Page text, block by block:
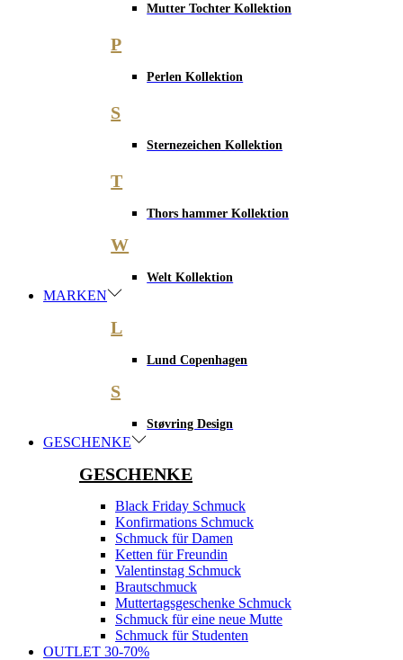
Mutter Tochter Kollektion
P
Perlen Kollektion
S
Sternezeichen Kollektion
T
Thors hammer Kollektion
W
Welt Kollektion
MARKEN
L
Lund Copenhagen
S
Støvring Design
GESCHENKE
GESCHENKE
Black Friday Schmuck
Konfirmations Schmuck
Schmuck für Damen
Ketten für Freundin
Valentinstag Schmuck
Brautschmuck
Muttertagsgeschenke Schmuck
Schmuck für eine neue Mutte
Schmuck für Studenten
OUTLET 30-70%